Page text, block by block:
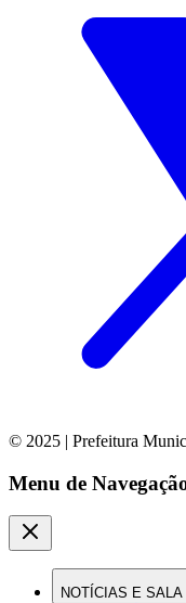
© 2025 | Prefeitura
Menu de
Close
NOTÍCIAS E